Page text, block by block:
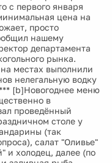
с первого января
цена на
просто
нашему
департамента
рынка.
местах выполнили
нелегальную водку
[b]Новогоднее меню
в
проведённый
столе у
(так
салат "Оливье"
и холодец, далее (по